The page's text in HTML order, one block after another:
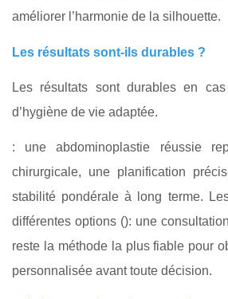
améliorer l’harmonie de la silhouette.
Les résultats sont-ils durables ?
Les résultats sont durables en
d’hygiène de vie adaptée.
: une abdominoplastie réussie
chirurgicale, une planification
stabilité pondérale à long terme.
différentes options (): une
reste la méthode la plus fiable pour
personnalisée avant toute décision.